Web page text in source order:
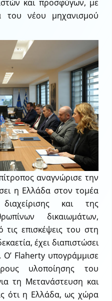
και προσφύγων, με
του νέου μηχανισμού
αναγνώρισε την
η Ελλάδα στον τομέα
και της
δικαιωμάτων,
τις επισκέψεις του στη
έχει διαπιστώσει
Flaherty υπογράμμισε
υλοποίησης του
τη Μετανάστευση και
ότι η Ελλάδα, ως χώρα